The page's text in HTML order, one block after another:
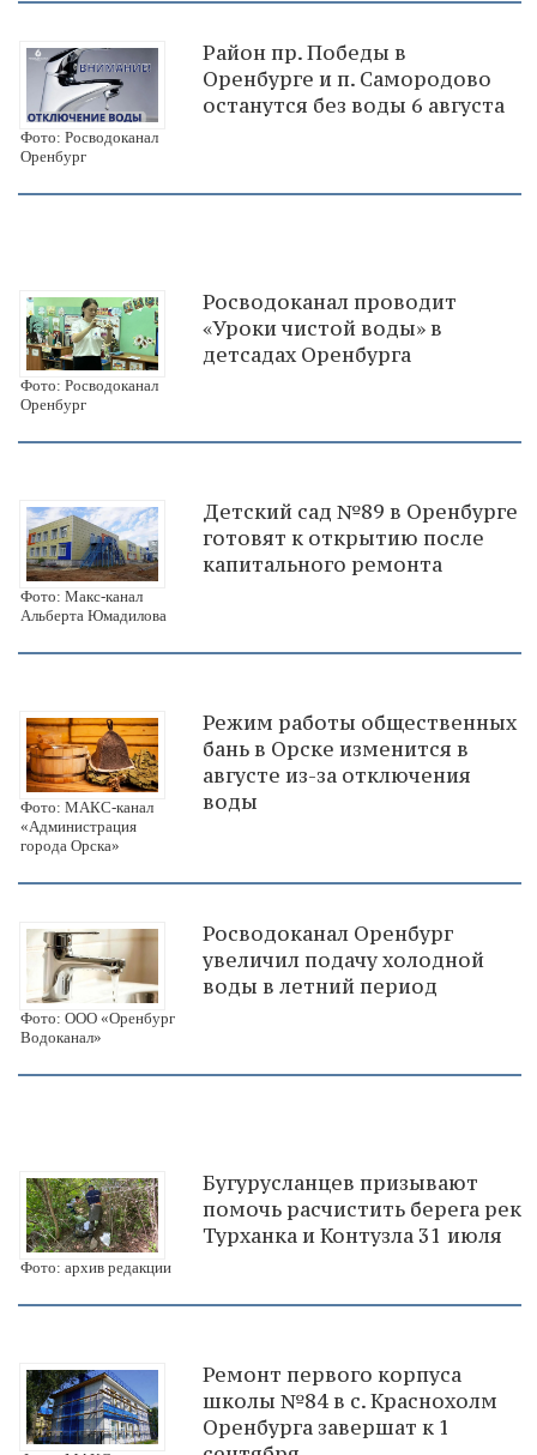
Фото: Росводоканал
Оренбург
Район пр. Победы в
Оренбурге и п. Самородово
останутся без воды 6 августа
Фото: Росводоканал
Оренбург
Росводоканал проводит
«Уроки чистой воды» в
детсадах Оренбурга
Фото: Макс-канал
Альберта Юмадилова
Детский сад №89 в Оренбурге
готовят к открытию после
капитального ремонта
Фото: МАКС-канал
«Администрация
города Орска»
Режим работы общественных
бань в Орске изменится в
августе из-за отключения
воды
Фото: ООО «Оренбург
Водоканал»
Росводоканал Оренбург
увеличил подачу холодной
воды в летний период
Фото: архив редакции
Бугурусланцев призывают
помочь расчистить берега рек
Турханка и Контузла 31 июля
Ремонт первого корпуса
школы №84 в с. Краснохолм
Оренбурга завершат к 1